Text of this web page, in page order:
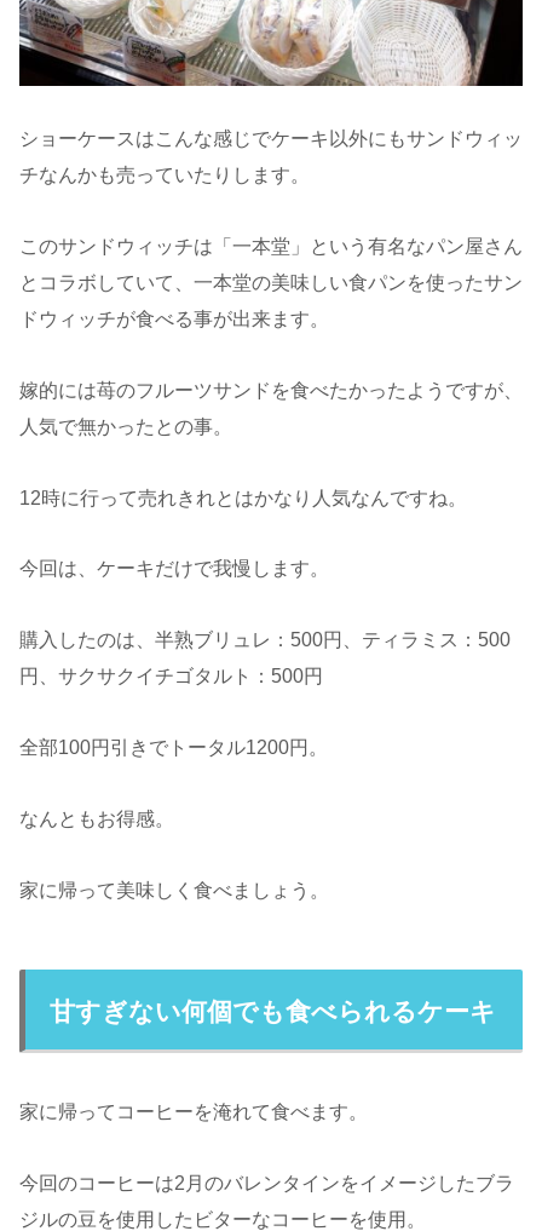
ショーケースはこんな感じでケーキ以外にもサンドウィッ
チなんかも売っていたりします。
このサンドウィッチは「一本堂」という有名なパン屋さん
とコラボしていて、一本堂の美味しい食パンを使ったサン
ドウィッチが食べる事が出来ます。
嫁的には苺のフルーツサンドを食べたかったようですが、
人気で無かったとの事。
12時に行って売れきれとはかなり人気なんですね。
今回は、ケーキだけで我慢します。
購入したのは、半熟ブリュレ：500円、ティラミス：500
円、サクサクイチゴタルト：500円
全部100円引きでトータル1200円。
なんともお得感。
家に帰って美味しく食べましょう。
甘すぎない何個でも食べられるケーキ
家に帰ってコーヒーを淹れて食べます。
今回のコーヒーは2月のバレンタインをイメージしたブラ
ジルの豆を使用したビターなコーヒーを使用。